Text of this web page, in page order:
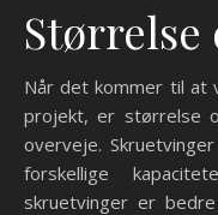
Størrelse
Når det kommer til at
projekt, er størrelse
overveje.
forskellige
skruetvinger er